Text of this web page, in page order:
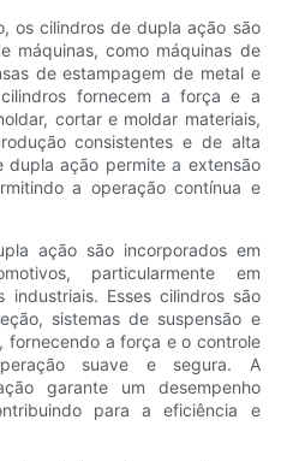
os cilindros de dupla ação são
máquinas, como máquinas de
de estampagem de metal e
cilindros fornecem a força e a
cortar e moldar materiais,
consistentes e de alta
ação permite a extensão
a operação contínua e
ação são incorporados em
particularmente em
industriais. Esses cilindros são
sistemas de suspensão e
fornecendo a força e o controle
suave e segura. A
garante um desempenho
para a eficiência e